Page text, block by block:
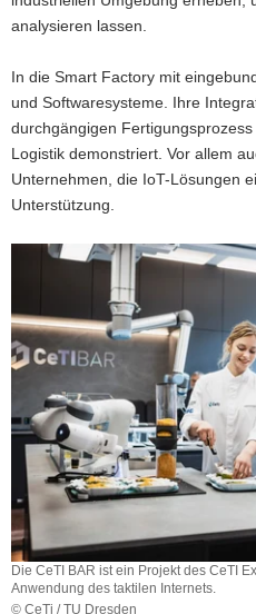
analysieren lassen.
In die Smart Factory mit
und Softwaresysteme. Ihre
durchgängigen
Logistik demonstriert. Vor allem
Unternehmen, die IoT-Lösungen
Unterstützung.
Die CeTI BAR ist ein Projekt des CeTI
Anwendung des taktilen Internets.
© CeTi / TU Dresden